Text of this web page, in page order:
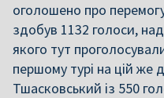
оголошено про
здобув 1132 голоси,
якого тут
першому турі на цій же
Тшасковський із 550